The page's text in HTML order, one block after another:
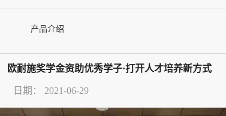
产品介绍
欧耐施奖学金资助优秀学子·打开人才培养新方式
日期： 2021-06-29